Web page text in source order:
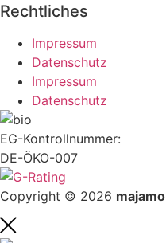
Rechtliches
Impressum
Datenschutz
Impressum
Datenschutz
EG-Kontrollnummer:
DE-ÖKO-007
Copyright © 2026 majamo